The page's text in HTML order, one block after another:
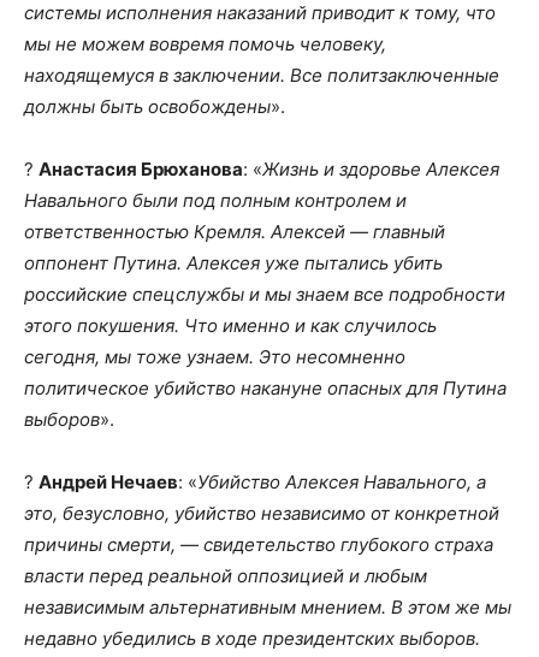
системы исполнения наказаний приводит к тому, что
мы не можем вовремя помочь человеку,
находящемуся в заключении. Все политзаключенные
должны быть освобождены».
? Анастасия Брюханова: «Жизнь и здоровье Алексея
Навального были под полным контролем и
ответственностью Кремля. Алексей — главный
оппонент Путина. Алексея уже пытались убить
российские спецслужбы и мы знаем все подробности
этого покушения. Что именно и как случилось
сегодня, мы тоже узнаем. Это несомненно
политическое убийство накануне опасных для Путина
выборов».
? Андрей Нечаев: «Убийство Алексея Навального, а
это, безусловно, убийство независимо от конкретной
причины смерти, — свидетельство глубокого страха
власти перед реальной оппозицией и любым
независимым альтернативным мнением. В этом же мы
недавно убедились в ходе президентских выборов.